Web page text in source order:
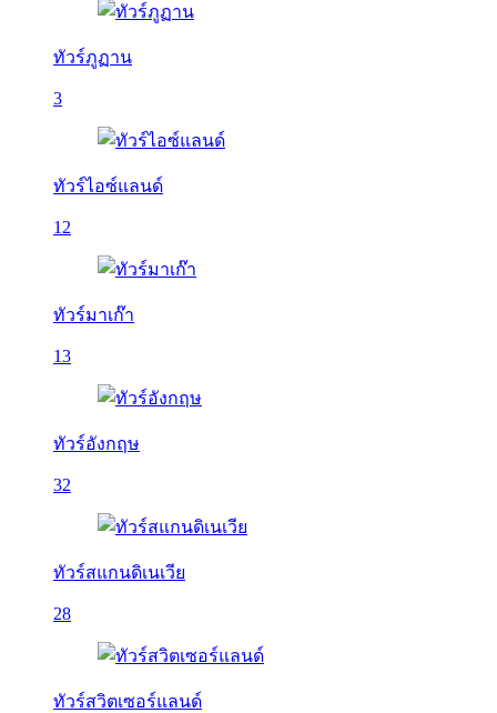
ทัวร์ภูฏาน
3
ทัวร์ไอซ์แลนด์
12
ทัวร์มาเก๊า
13
ทัวร์อังกฤษ
32
ทัวร์สแกนดิเนเวีย
28
ทัวร์สวิตเซอร์แลนด์